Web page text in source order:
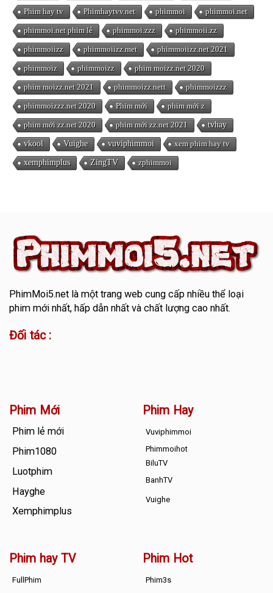
Phim hay tv Phimhaytvv.net phimmoi phimmoi.net
phimmoi.net phim lẻ phimmoi.zzz phimmoii.zz
phimmoiizz phimmoiizz.met phimmoiizz.net 2021
phimmoiz phimmoizz phim moizz.net 2020
phim moizz.net 2021 phimmoizz.nett phimmoizzz
phimmoizzz.net 2020 Phim mới phim mới z
phim mới zz.net 2020 phim mới zz.net 2021 tvhay
vkool Vuighe vuviphimmoi xem phim hay tv
xemphimplus ZingTV zphimmoi
PhimMoi5.netlà một trang web cung cấp nhiều thể loại
phim mới nhất, hấp dẫn nhất và chất lượng cao nhất.
Đối tác :
Phim Mới
Phim lẻ mới
Phim1080
Luotphim
Hayghe
Xemphimplus
Phim Hay
Vuviphimmoi
Phimmoihot
BiluTV
BanhTV
Vuighe
Phim hay TV
FullPhim
Phim Hot
Phim3s